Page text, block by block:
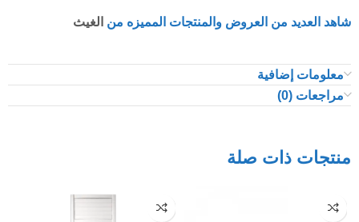
شاهد العديد من العروض والمنتجات المميزه من الغيث
معلومات إضافية
مراجعات (0)
منتجات ذات صلة